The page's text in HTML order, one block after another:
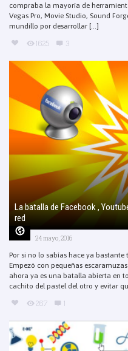
compraba la mayoría de
Vegas Pro, Movie Studio, Sound
mundillo por desarrollar [...]
1625 3
La batalla de Facebook ,
red
24 mayo, 2016
Por si no lo sabías hace ya
Empezó con pequeñas
ahora ya es una batalla abierta en
cachito del pastel del otro y evitar
267 1